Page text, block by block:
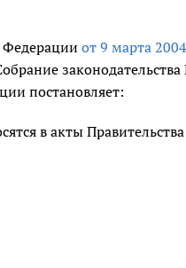
Федерацииот 9 марта
постановляет:
в акты